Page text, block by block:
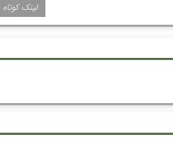
لینک کوتاه